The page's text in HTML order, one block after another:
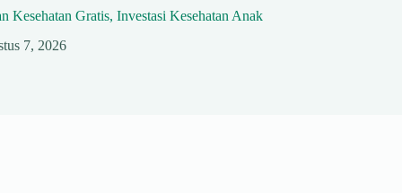
Kesehatan Gratis, Investasi Kesehatan Anak
7, 2026